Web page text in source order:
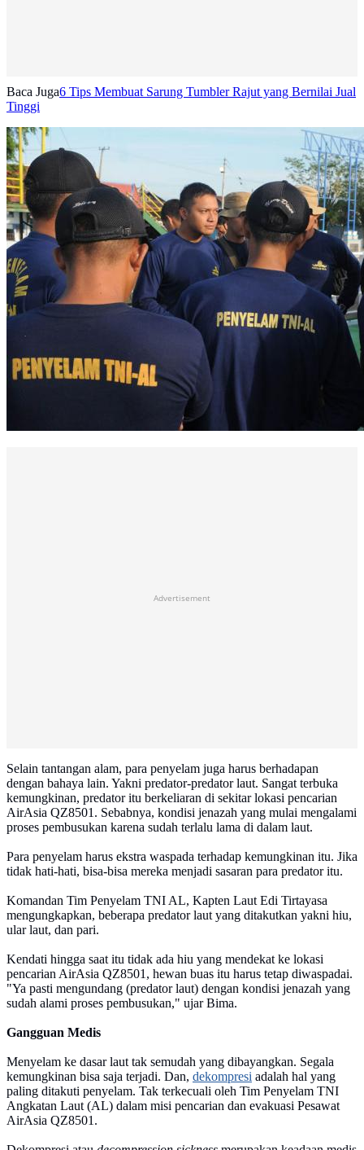
Baca Juga6 Tips Membuat Sarung Tumbler Rajut yang Bernilai Jual
Tinggi
Advertisement
Selain tantangan alam, para penyelam juga harus berhadapan
dengan bahaya lain. Yakni predator-predator laut. Sangat terbuka
kemungkinan, predator itu berkeliaran di sekitar lokasi pencarian
AirAsia QZ8501. Sebabnya, kondisi jenazah yang mulai mengalami
proses pembusukan karena sudah terlalu lama di dalam laut.
Para penyelam harus ekstra waspada terhadap kemungkinan itu. Jika
tidak hati-hati, bisa-bisa mereka menjadi sasaran para predator itu.
Komandan Tim Penyelam TNI AL, Kapten Laut Edi Tirtayasa
mengungkapkan, beberapa predator laut yang ditakutkan yakni hiu,
ular laut, dan pari.
Kendati hingga saat itu tidak ada hiu yang mendekat ke lokasi
pencarian AirAsia QZ8501, hewan buas itu harus tetap diwaspadai.
"Ya pasti mengundang (predator laut) dengan kondisi jenazah yang
sudah alami proses pembusukan," ujar Bima.
Gangguan Medis
Menyelam ke dasar laut tak semudah yang dibayangkan. Segala
kemungkinan bisa saja terjadi. Dan, dekompresi adalah hal yang
paling ditakuti penyelam. Tak terkecuali oleh Tim Penyelam TNI
Angkatan Laut (AL) dalam misi pencarian dan evakuasi Pesawat
AirAsia QZ8501.